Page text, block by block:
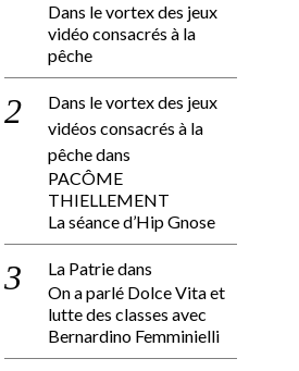
Dans le vortex des jeux
vidéo consacrés à la
pêche
Dans le vortex des jeux
vidéos consacrés à la
pêchedans
PACÔME
THIELLEMENT
La séance d’Hip Gnose
La Patriedans
On a parlé Dolce Vita et
lutte des classes avec
Bernardino Femminielli